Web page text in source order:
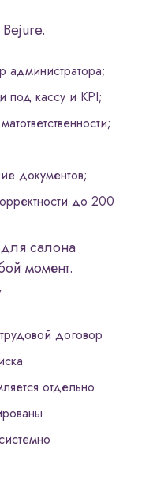
администратора;
под кассу и KPI;
документов;
до 200
салона
момент.
договор
отдельно